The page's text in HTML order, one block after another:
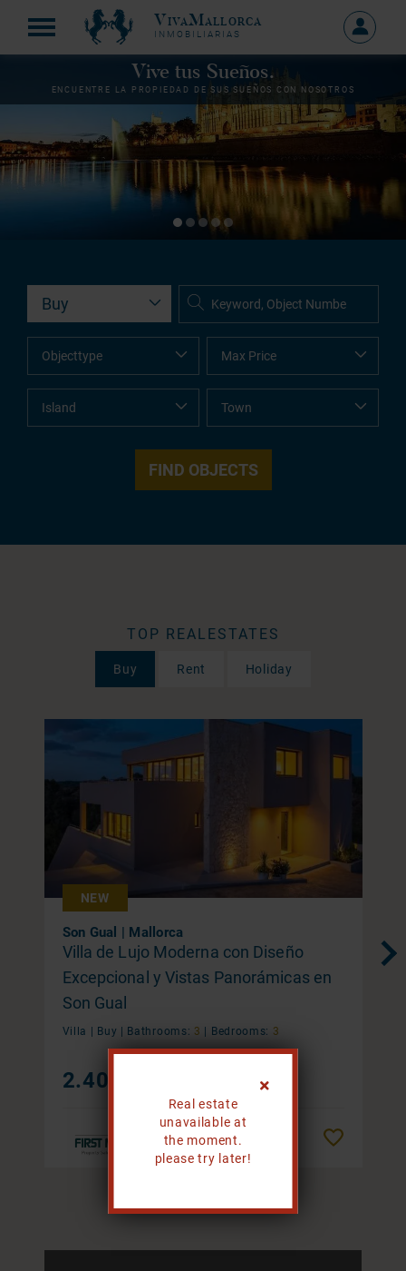
Real estate
unavailable at
the moment.
please try later!
VivaMallorca
INMOBILIARIAS
Sign
in
Vive tus Sueños.
ENCUENTRE LA PROPIEDAD DE SUS SUEÑOS CON NOSOTROS
TOP REALESTATES
Buy Rent Holiday
NEW
Son Gual | Mallorca
Villa de Lujo Moderna con Diseño
Excepcional y Vistas Panorámicas en
Son Gual
Villa | Buy | Bathrooms: 3 | Bedrooms: 3
2.400.000 €